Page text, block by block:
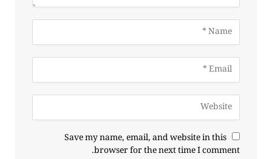
Save my name, email, and website in this
browser for the next time I comment.